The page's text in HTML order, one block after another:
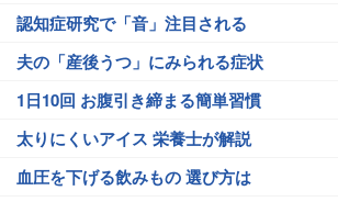
認知症研究で「音」注目される
夫の「産後うつ」にみられる症状
1日10回 お腹引き締まる簡単習慣
太りにくいアイス 栄養士が解説
血圧を下げる飲みもの 選び方は